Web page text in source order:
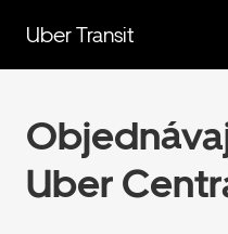
hlavný
obsah
Uber Transit
Uber